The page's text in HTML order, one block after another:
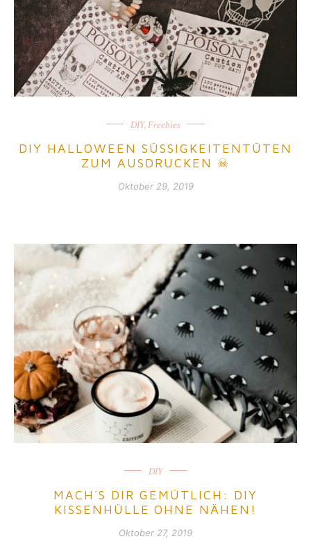
DIY, Freebies
DIY HALLOWEEN SÜSSIGKEITENTÜTEN Z
UM AUSDRUCKEN ☠
Oktober 29, 2019
DIY
MACH´S DIR GEMÜTLICH: DIY
KISSENHÜLLE OHNE NÄHEN!
Oktober 27, 2019